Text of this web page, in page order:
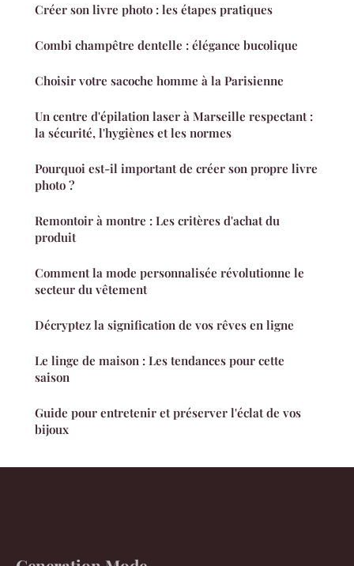
Créer son livre photo : les étapes pratiques
Combi champêtre dentelle : élégance bucolique
Choisir votre sacoche homme à la Parisienne
Un centre d'épilation laser à Marseille respectant :
la sécurité, l'hygiènes et les normes
Pourquoi est-il important de créer son propre livre
photo ?
Remontoir à montre : Les critères d'achat du
produit
Comment la mode personnalisée révolutionne le
secteur du vêtement
Décryptez la signification de vos rêves en ligne
Le linge de maison : Les tendances pour cette
saison
Guide pour entretenir et préserver l'éclat de vos
bijoux